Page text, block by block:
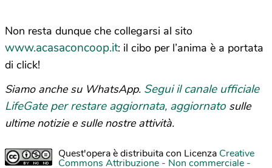
Non resta dunque che collegarsi al sito
www.acasaconcoop.it: il cibo per l’anima è a portata
di click!
Siamo anche su WhatsApp. Segui il canale ufficiale
LifeGate per restare aggiornata, aggiornato sulle
ultime notizie e sulle nostre attività.
Quest'opera è distribuita con Licenza Creative
Commons Attribuzione - Non commerciale -